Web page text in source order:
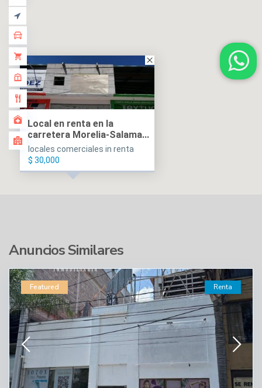
Local en renta en la
carretera Morelia-Salama...
locales comerciales in renta
$ 30,000
Anuncios Similares
Featured Renta